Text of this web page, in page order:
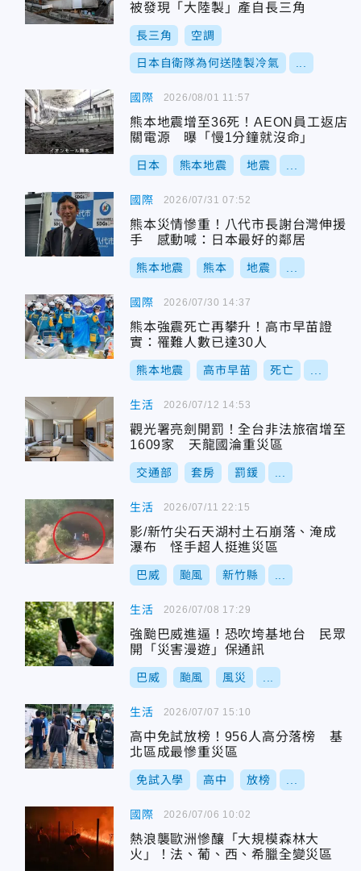
被發現「大陸製」產自長三角
長三角 空調
日本自衛隊為何送陸製冷氣
國際
熊本地震增至36死！AEON員工返店
關電源 曝「慢1分鐘就沒命」
日本 熊本地震 地震
2026/08/01 11:57
國際
熊本災情慘重！八代市長謝台灣伸援
手 感動喊：日本最好的鄰居
熊本地震 熊本 地震
2026/07/31 07:52
國際
熊本強震死亡再攀升！高市早苗證
實：罹難人數已達30人
熊本地震 高市早苗 死亡
2026/07/30 14:37
生活
觀光署亮劍開罰！全台非法旅宿增至
1609家 天龍國淪重災區
交通部 套房 罰鍰
2026/07/12 14:53
生活
影/新竹尖石天湖村土石崩落、淹成
瀑布 怪手超人挺進災區
巴威 颱風 新竹縣
2026/07/11 22:15
生活
強颱巴威進逼！恐吹垮基地台 民眾
開「災害漫遊」保通訊
巴威 颱風 風災
2026/07/08 17:29
生活
高中免試放榜！956人高分落榜 基
北區成最慘重災區
免試入學 高中 放榜
2026/07/07 15:10
國際
熱浪襲歐洲慘釀「大規模森林大
火」！法、葡、西、希臘全變災區
2026/07/06 10:02